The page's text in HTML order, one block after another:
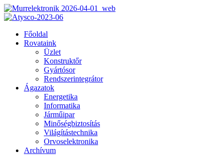
Főoldal
Rovataink
Üzlet
Konstruktőr
Gyártósor
Rendszerintegrátor
Ágazatok
Energetika
Informatika
Járműipar
Minőségbiztosítás
Világítástechnika
Orvoselektronika
Archívum